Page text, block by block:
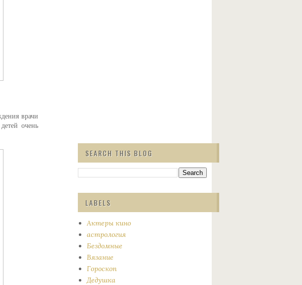
врачи
очень
SEARCH THIS BLOG
LABELS
Актеры кино
астрология
Бездомные
Вязание
Гороскоп
Дедушка